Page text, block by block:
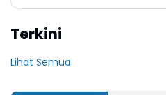
Terkini
Lihat Semua